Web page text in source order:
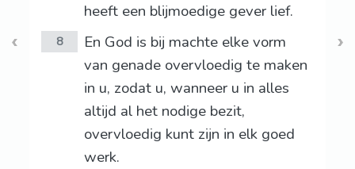
heeft een blijmoedige gever lief.
8
En God is bij machte elke vorm
van genade overvloedig te maken
in u, zodat u, wanneer u in alles
altijd al het nodige bezit,
overvloedig kunt zijn in elk goed
werk.